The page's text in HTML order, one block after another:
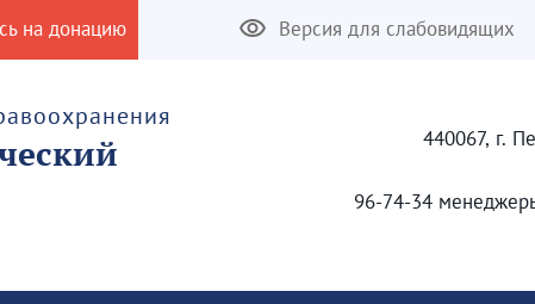
на донацию Версия для слабовидящих
440067, г.
96-74-34